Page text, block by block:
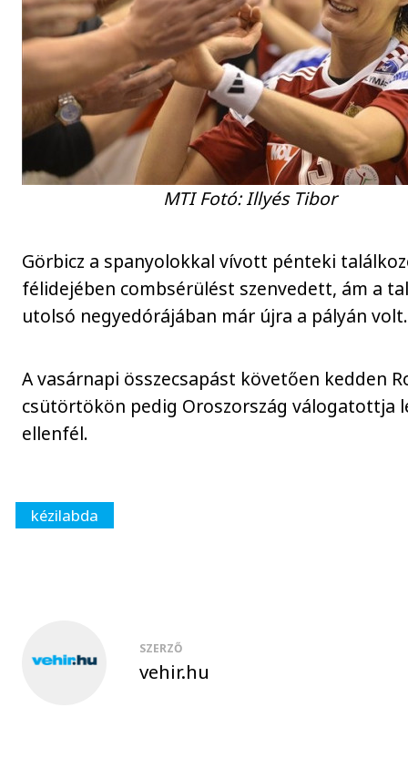
MTI Fotó: Illyés Tibor
Görbicz a spanyolokkal vívott pénteki
félidejében combsérülést szenvedett, ám a
utolsó negyedórájában már újra a pályán volt.
A vasárnapi összecsapást követően kedden
csütörtökön pedig Oroszország válogatottja
ellenfél.
kézilabda
SZERZŐ
vehir.hu